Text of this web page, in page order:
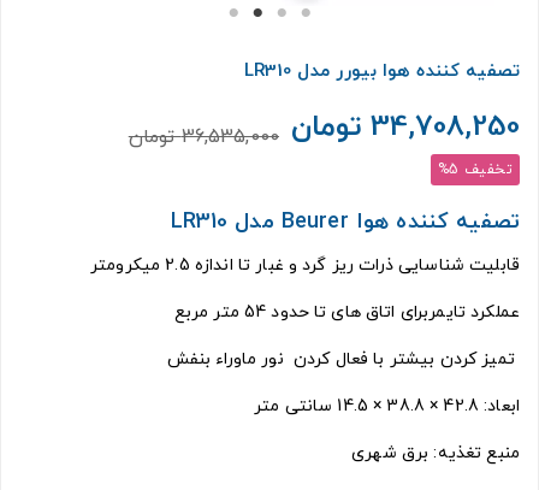
تصفیه کننده هوا بیورر مدل LR310
34,708,250 تومان 36,535,000 تومان
تخفیف 5%
تصفیه کننده هوا Beurer مدل LR310
قابلیت شناسایی ذرات ریز گرد و غبار تا اندازه 2.5 میکرومتر
عملکرد تایمربرای اتاق های تا حدود 54 متر مربع
تمیز کردن بیشتر با فعال کردن نور ماوراء بنفش
ابعاد: 42.8 × 38.8 × 14.5 سانتی متر
منبع تغذیه: برق شهری